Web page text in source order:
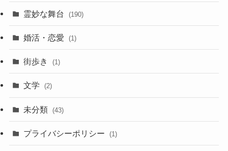
霊妙な舞台 (190)
婚活・恋愛 (1)
街歩き (1)
文学 (2)
未分類 (43)
プライバシーポリシー (1)